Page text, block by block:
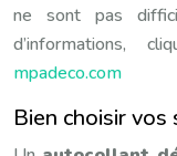
ne sont pas
d’informations,
mpadeco.com
Bien choisir vos